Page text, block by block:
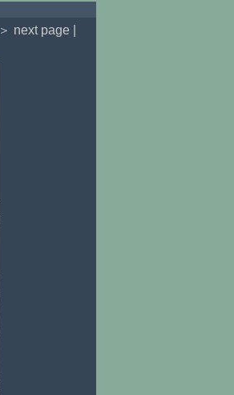
＞ next page |